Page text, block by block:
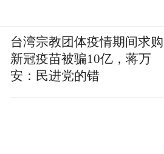
台湾宗教团体疫情期间求购
新冠疫苗被骗10亿，蒋万
安：民进党的错